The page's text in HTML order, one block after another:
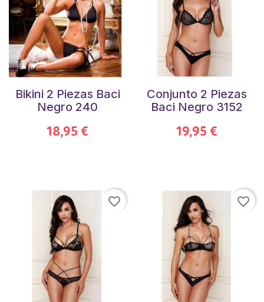
Bikini 2 Piezas Baci
Negro 240
18,95 €
Conjunto 2 Piezas
Baci Negro 3152
19,95 €
favorite_border favorite_border